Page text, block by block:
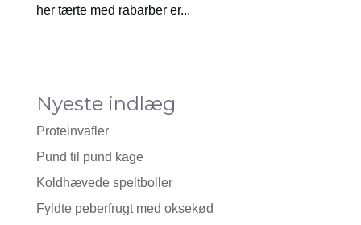
her tærte med rabarber er...
Nyeste indlæg
Proteinvafler
Pund til pund kage
Koldhævede speltboller
Fyldte peberfrugt med oksekød